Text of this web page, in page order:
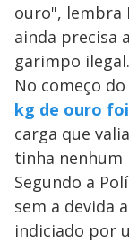
ouro", lembra
ainda precisa
garimpo ilegal.
No começo
kg de ouro
carga que
tinha nenhum
Segundo a
sem a devida
indiciado por